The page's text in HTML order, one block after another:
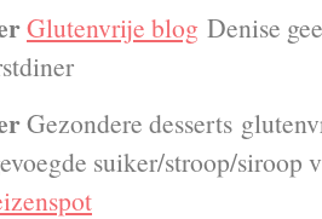
Glutenvrije blog Denise
Gezondere desserts
suiker/stroop/siroop